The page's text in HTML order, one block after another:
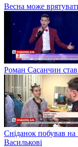
Весна може
Роман Сасанчин
Сніданок побував
Василькові